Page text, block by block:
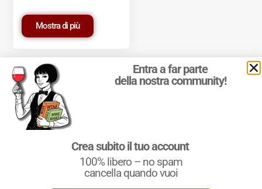
Mostra di più
Marchio Reg. | P.IVA 03921390245
Condizioni d'uso|Privacy Policy|Cookie Policy
cookie
Entra a far parte
della nostra community!
Crea subito il tuo account
100% libero – no spam
cancella quando vuoi